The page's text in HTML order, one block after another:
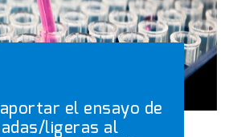
aportar el ensayo de
ligeras al